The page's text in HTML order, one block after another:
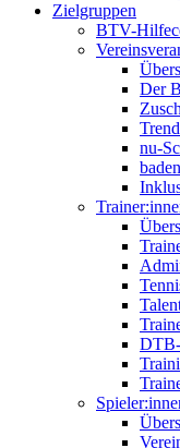
Zielgruppen
BTV-
Der
nu-